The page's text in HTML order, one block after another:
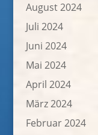
August 2024
Juli 2024
Juni 2024
Mai 2024
April 2024
März 2024
Februar 2024